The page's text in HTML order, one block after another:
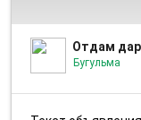
Бугульма